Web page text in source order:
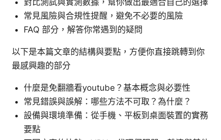
對比測試與實測數據，幫你做出最適合自己的選擇
常見風險與合規性提醒，避免不必要的風險
FAQ 部分，解答你常遇到的疑問
以下是本篇文章的結構與要點，方便你直接跳轉到你
最感興趣的部分
什麼是免翻牆看youtube？基本概念與必要性
常見錯誤與誤解：哪些方法不可取？為什麼？
設備與環境準備：從手機、平板到桌面裝置的實務
要點